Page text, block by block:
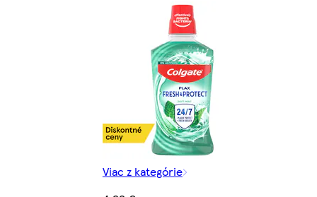
Viac z kategórie